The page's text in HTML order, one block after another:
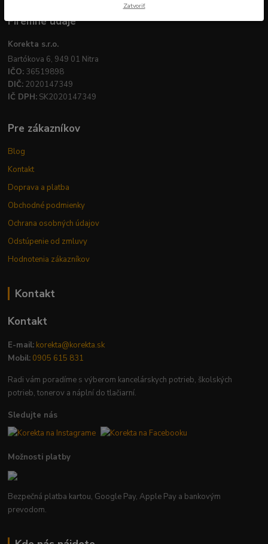
Firemné údaje
Korekta s.r.o.
Bartókova 6, 949 01 Nitra
IČO: 36519898
DIČ: 2020147349
IČ DPH: SK2020147349
Pre zákazníkov
Blog
Kontakt
Doprava a platba
Obchodné podmienky
Ochrana osobných údajov
Odstúpenie od zmluvy
Hodnotenia zákazníkov
Kontakt
Kontakt
E-mail: korekta@korekta.sk
Mobil: 0905 615 831
Radi vám poradíme s výberom kancelárskych potrieb, školských
potrieb, tonerov a náplní do tlačiarní.
Sledujte nás
Možnosti platby
Bezpečná platba kartou, Google Pay, Apple Pay a bankovým
prevodom.
Zatvoriť